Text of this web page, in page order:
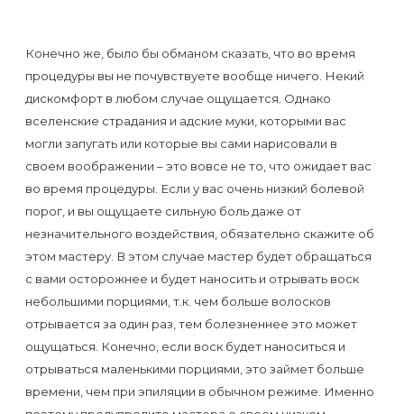
Конечно же, было бы обманом сказать, что во время
процедуры вы не почувствуете вообще ничего. Некий
дискомфорт в любом случае ощущается. Однако
вселенские страдания и адские муки, которыми вас
могли запугать или которые вы сами нарисовали в
своем воображении – это вовсе не то, что ожидает вас
во время процедуры. Если у вас очень низкий болевой
порог, и вы ощущаете сильную боль даже от
незначительного воздействия, обязательно скажите об
этом мастеру. В этом случае мастер будет обращаться
с вами осторожнее и будет наносить и отрывать воск
небольшими порциями, т.к. чем больше волосков
отрывается за один раз, тем болезненнее это может
ощущаться. Конечно, если воск будет наноситься и
отрываться маленькими порциями, это займет больше
времени, чем при эпиляции в обычном режиме. Именно